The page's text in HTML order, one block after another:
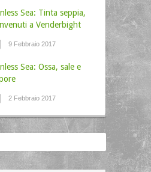
Sea: Tinta seppia,
a Venderbight
9 Febbraio 2017
Sea: Ossa, sale e
2 Febbraio 2017